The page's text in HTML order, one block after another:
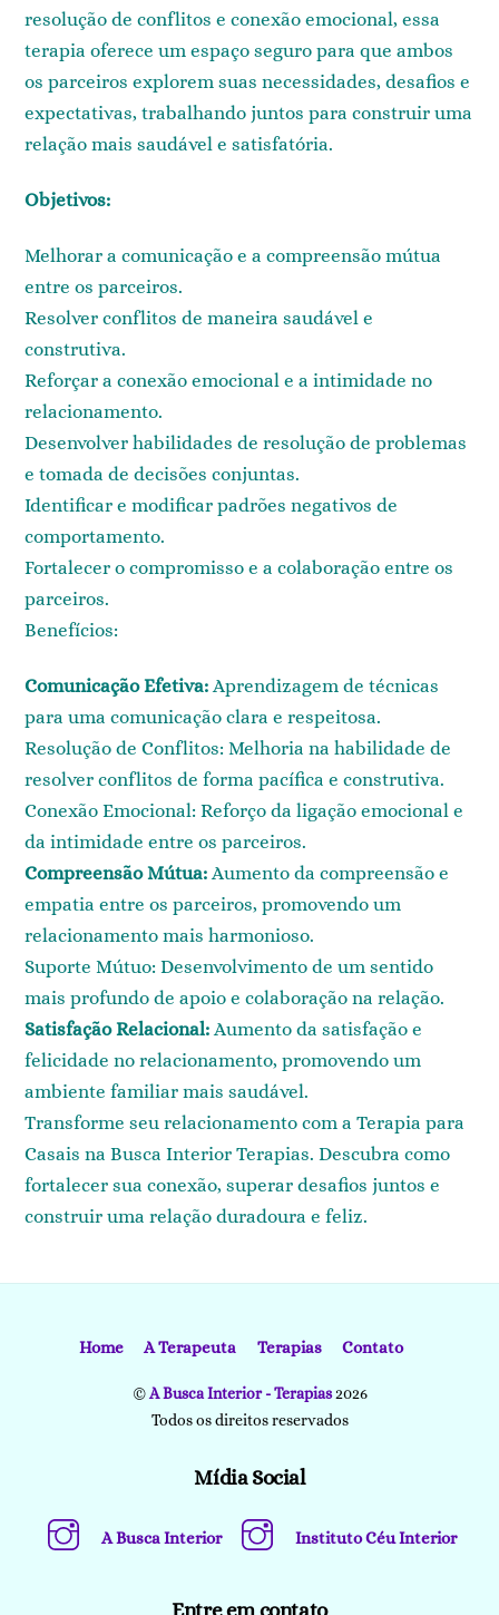
resolução de conflitos e conexão emocional, essa
terapia oferece um espaço seguro para que ambos
os parceiros explorem suas necessidades, desafios e
expectativas, trabalhando juntos para construir uma
relação mais saudável e satisfatória.
Objetivos:
Melhorar a comunicação e a compreensão mútua
entre os parceiros.
Resolver conflitos de maneira saudável e
construtiva.
Reforçar a conexão emocional e a intimidade no
relacionamento.
Desenvolver habilidades de resolução de problemas
e tomada de decisões conjuntas.
Identificar e modificar padrões negativos de
comportamento.
Fortalecer o compromisso e a colaboração entre os
parceiros.
Benefícios:
Comunicação Efetiva:Aprendizagem de técnicas
para uma comunicação clara e respeitosa.
Resolução de Conflitos: Melhoria na habilidade de
resolver conflitos de forma pacífica e construtiva.
Conexão Emocional: Reforço da ligação emocional e
da intimidade entre os parceiros.
Compreensão Mútua:Aumento da compreensão e
empatia entre os parceiros, promovendo um
relacionamento mais harmonioso.
Suporte Mútuo: Desenvolvimento de um sentido
mais profundo de apoio e colaboração na relação.
Satisfação Relacional:Aumento da satisfação e
felicidade no relacionamento, promovendo um
ambiente familiar mais saudável.
Transforme seu relacionamento com a Terapia para
Casais na Busca Interior Terapias. Descubra como
fortalecer sua conexão, superar desafios juntos e
construir uma relação duradoura e feliz.
Home A Terapeuta Terapias Contato
©A Busca Interior - Terapias2026
Todos os direitos reservados
Mídia Social
A Busca Interior Instituto Céu Interior
Entre em contato